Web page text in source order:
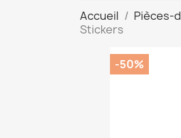
Accueil Pièces-
Stickers
-50%